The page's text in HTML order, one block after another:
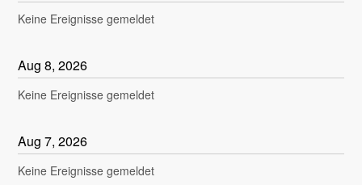
Keine Ereignisse gemeldet
Aug8,2026
Keine Ereignisse gemeldet
Aug7,2026
Keine Ereignisse gemeldet